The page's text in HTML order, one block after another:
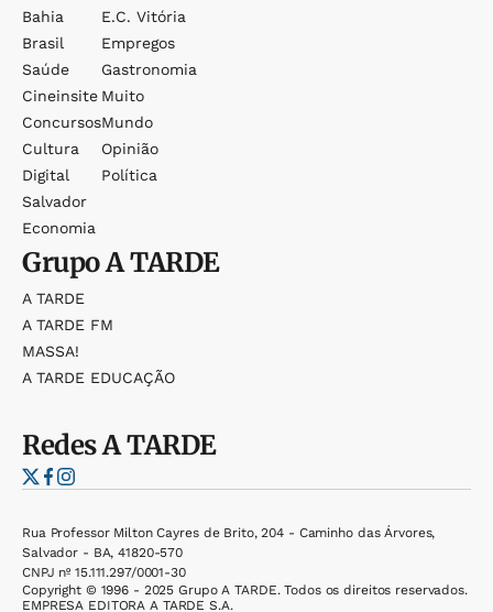
Bahia
Brasil
Saúde
Cineinsite
Concursos
Cultura
Digital
Salvador
Economia
E.c. Vitória
Empregos
Gastronomia
Muito
Mundo
Opinião
Política
GrupoA TARDE
A TARDE
A TARDE FM
MASSA!
A TARDE EDUCAÇÃO
RedesA TARDE
Rua Professor Milton Cayres de Brito, 204 - Caminho das Árvores,
Salvador - BA, 41820-570
CNPJ nº 15.111.297/0001-30
Copyright © 1996 - 2025 Grupo A TARDE. Todos os direitos reservados.
EMPRESA EDITORA A TARDE S.A.